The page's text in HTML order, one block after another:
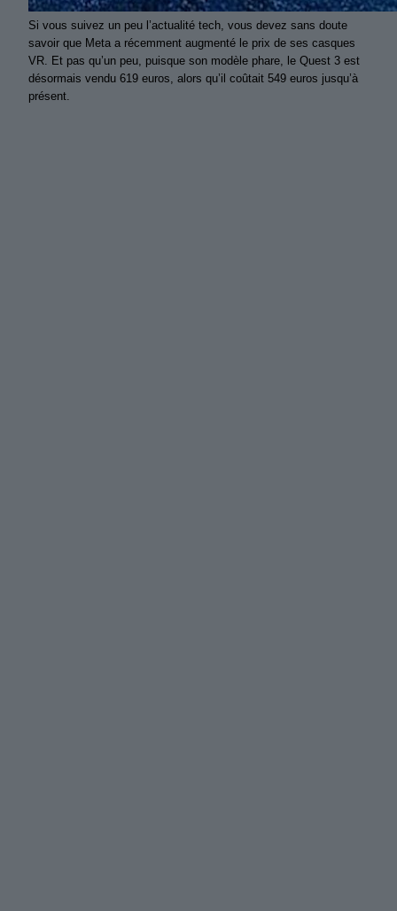
Si vous suivez un peu l’actualité tech, vous devez sans doute
savoir que Meta a récemment augmenté le prix de ses casques
VR. Et pas qu’un peu, puisque son modèle phare, le Quest 3 est
désormais vendu 619 euros, alors qu’il coûtait 549 euros jusqu’à
présent.